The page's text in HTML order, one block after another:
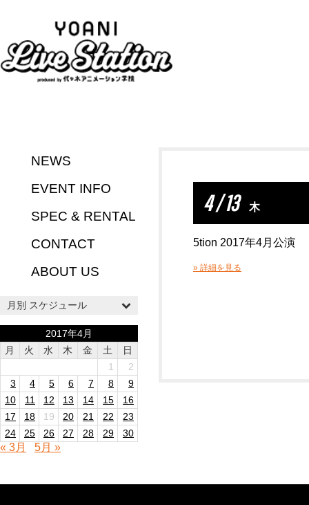
NEWS
EVENT INFO
SPEC & RENTAL
CONTACT
ABOUT US
月別 スケジュール
2017年4月
月
火 水 木 金 土
日
1
2
3
4 5 6 7 8
9
10
11 12 13 14 15
16
17
18 19 20 21 22
23
24
25 26 27 28 29 30
« 3月 5月 »
4 / 13 木
5tion 2017年4月公演
» 詳細を見る